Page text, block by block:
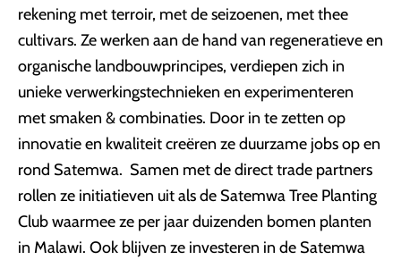
rekening met terroir, met de seizoenen, met thee
cultivars. Ze werken aan de hand van regeneratieve en
organische landbouwprincipes, verdiepen zich in
unieke verwerkingstechnieken en experimenteren
met smaken & combinaties. Door in te zetten op
innovatie en kwaliteit creëren ze duurzame jobs op en
rond Satemwa. Samen met de direct trade partners
rollen ze initiatieven uit als de Satemwa Tree Planting
Club waarmee ze per jaar duizenden bomen planten
in Malawi. Ook blijven ze investeren in de Satemwa